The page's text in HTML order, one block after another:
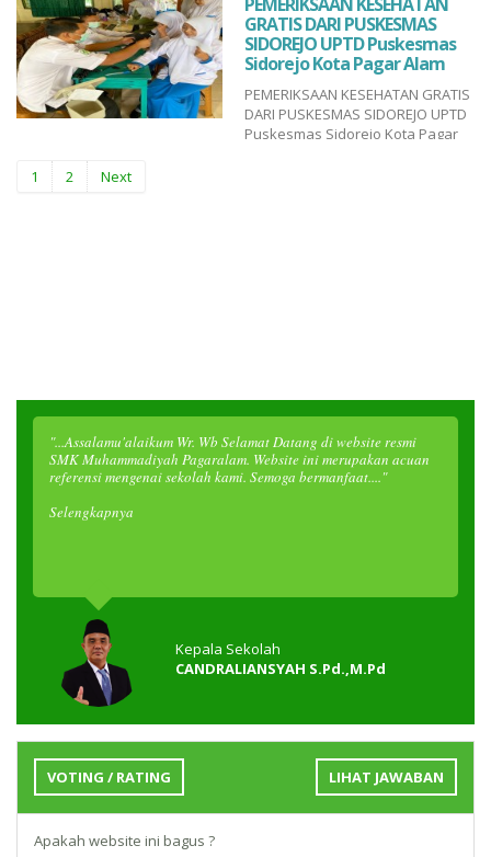
(Bpk.Candraliansyah,S.Pd.,M.Pd)
Pemateri Dari BNN Kota
Pagaralam (Bpk.dr.Sevri Yunata)
Karantina Duta Sekolah
merupakan rangkaian kegiatan
pembekalan dan pembinaan bagi
para fin...
GRATIS DARI PUSKESMAS
SIDOREJO UPTD Puskesmas
Sidorejo Kota Pagar Alam
PEMERIKSAAN KESEHATAN GRATIS
DARI PUSKESMAS SIDOREJO UPTD
Puskesmas Sidorejo Kota Pagar
1 2 Next
"...Assalamu'alaikum Wr. Wb Selamat Datang di website resmi
SMK Muhammadiyah Pagaralam. Website ini merupakan acuan
referensi mengenai sekolah kami. Semoga bermanfaat...."
Selengkapnya
Kepala Sekolah
CANDRALIANSYAH S.Pd.,M.Pd
VOTING / RATING LIHAT JAWABAN
Apakah website ini bagus ?